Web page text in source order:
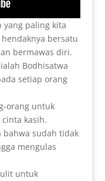
yang paling kita
bersatu
bermawas diri.
Bodhisatwa
setiap orang
orang untuk
kasih.
bahwa sudah tidak
mengulas
untuk